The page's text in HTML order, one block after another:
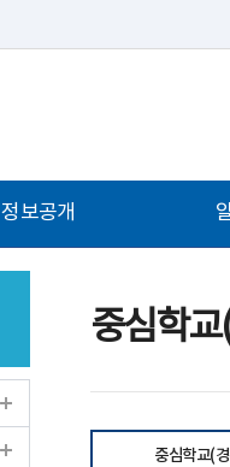
정보공개
중심학
중심학교(